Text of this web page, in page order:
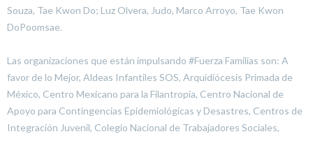
Souza, Tae Kwon Do; Luz Olvera, Judo, Marco Arroyo, Tae Kwon
DoPoomsae.
Las organizaciones que están impulsando #Fuerza Familias son: A
favor de lo Mejor, Aldeas Infantiles SOS, Arquidiócesis Primada de
México, Centro Mexicano para la Filantropía, Centro Nacional de
Apoyo para Contingencias Epidemiológicas y Desastres, Centros de
Integración Juvenil, Colegio Nacional de Trabajadores Sociales,